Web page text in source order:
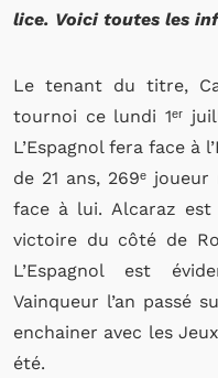
lice. Voici toutes les
Le tenant du titre,
tournoi ce lundi 1ᵉʳ
L’Espagnol fera face à
de 21 ans, 269ᵉ
face à lui. Alcaraz
victoire du côté de
L’Espagnol est
Vainqueur l’an passé
enchainer avec les
été.